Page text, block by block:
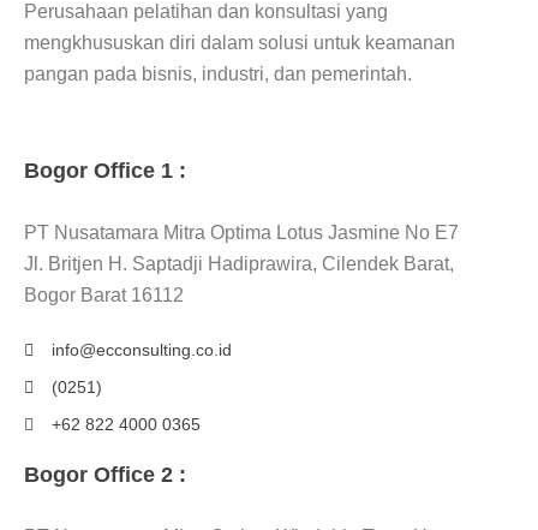
Perusahaan pelatihan dan konsultasi yang
mengkhususkan diri dalam solusi untuk keamanan
pangan pada bisnis, industri, dan pemerintah.
Bogor Office 1 :
PT Nusatamara Mitra Optima Lotus Jasmine No E7
Jl. Britjen H. Saptadji Hadiprawira, Cilendek Barat,
Bogor Barat 16112
info@ecconsulting.co.id
(0251)
+62 822 4000 0365
Bogor Office 2 :